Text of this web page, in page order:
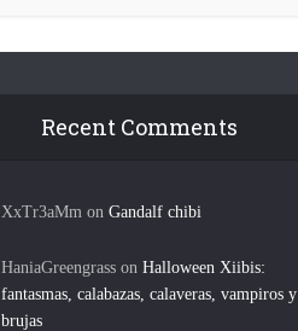
Recent Comments
XxTr3aMm onGandalf chibi
HaniaGreengrass onHalloween Xiibis:
fantasmas, calabazas, calaveras, vampiros y
brujas